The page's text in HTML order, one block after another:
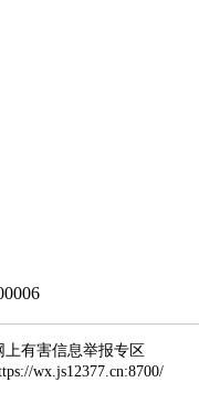
上有害信息举报专区
wx.js12377.cn:8700/